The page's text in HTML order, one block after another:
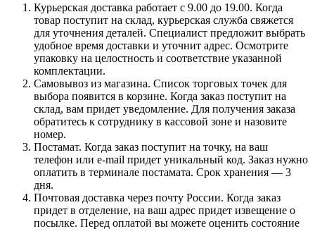
Курьерская доставка работает с 9.00 до 19.00. Когда
товар поступит на склад, курьерская служба свяжется
для уточнения деталей. Специалист предложит выбрать
удобное время доставки и уточнит адрес. Осмотрите
упаковку на целостность и соответствие указанной
комплектации.
Самовывоз из магазина. Список торговых точек для
выбора появится в корзине. Когда заказ поступит на
склад, вам придет уведомление. Для получения заказа
обратитесь к сотруднику в кассовой зоне и назовите
номер.
Постамат. Когда заказ поступит на точку, на ваш
телефон или e-mail придет уникальный код. Заказ нужно
оплатить в терминале постамата. Срок хранения — 3
дня.
Почтовая доставка через почту России. Когда заказ
придет в отделение, на ваш адрес придет извещение о
посылке. Перед оплатой вы можете оценить состояние